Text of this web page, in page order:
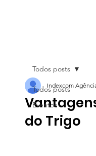
Todos posts
Eventos
Todos posts
do Trigo
Indexcom